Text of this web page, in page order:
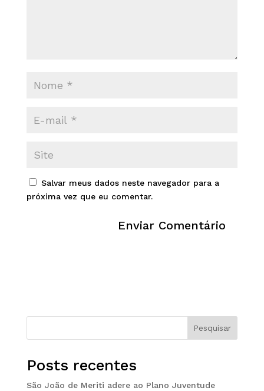
Salvar meus dados neste navegador para a
próxima vez que eu comentar.
Pesquisar
Posts recentes
São João de Meriti adere ao Plano Juventude